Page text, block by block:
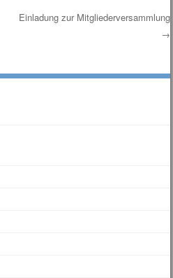
Einladung zur Mitgliederversammlung
→